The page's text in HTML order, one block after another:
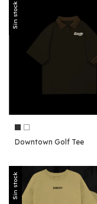
Sin stock
Downtown Golf Tee
Sin stock